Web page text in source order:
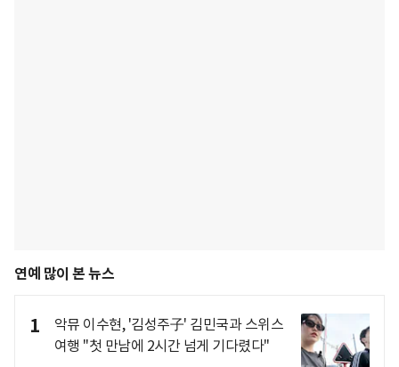
연예 많이 본 뉴스
1
악뮤 이수현, '김성주子' 김민국과 스위스
여행 "첫 만남에 2시간 넘게 기다렸다"